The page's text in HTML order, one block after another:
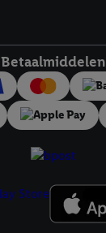
Betaalmiddelen